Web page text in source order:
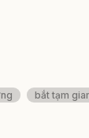
bắt tạm